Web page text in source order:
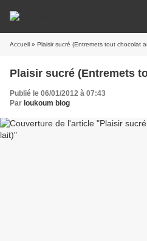
Accueil » Plaisir sucré (Entremets tout chocolat
Plaisir sucré (Entremets
Publié le 06/01/2012 à 07:43
Par loukoum blog